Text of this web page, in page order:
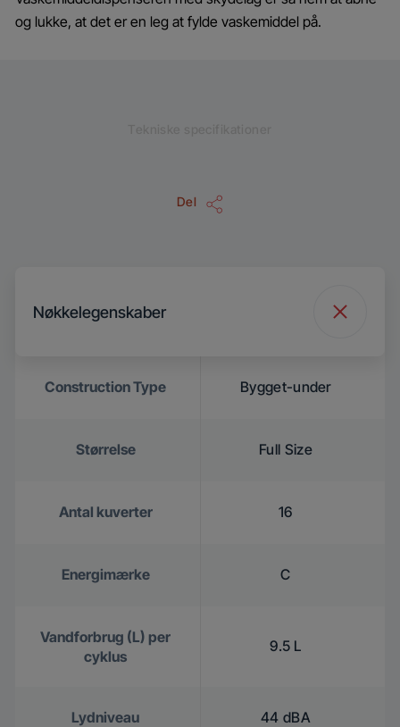
og lukke, at det er en leg at fylde vaskemiddel på.
Del
Nøkkelegenskaber
Construction Type Bygget-under
Størrelse Full Size
Antal kuverter 16
Energimærke C
Vandforbrug (L) per
cyklus
9.5 L
Lydniveau 44 dBA